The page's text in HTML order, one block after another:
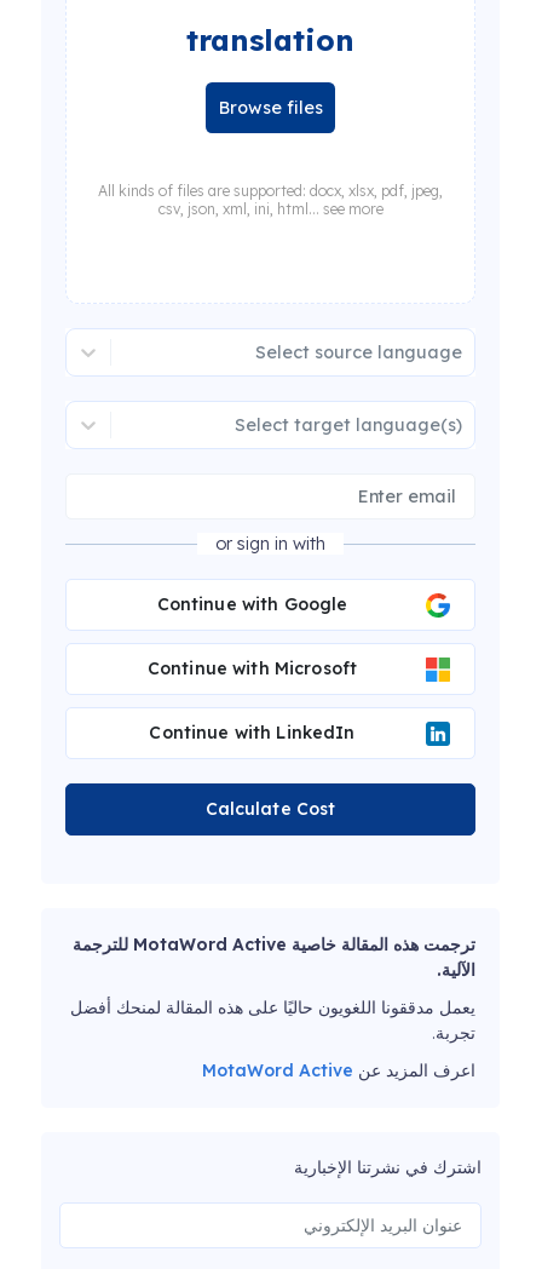
translation
Browse files
All kinds of files are supported: docx, xlsx, pdf, jpeg,
csv, json, xml, ini, html... see more
Select source language
Select target language(s)
or sign in with
Continue with Google
Continue with Microsoft
Continue with LinkedIn
Calculate Cost
ترجمت هذه المقالة خاصية MotaWord Active للترجمة
الآلية.
يعمل مدققونا اللغويون حاليًا على هذه المقالة لمنحك أفضل
تجربة.
اعرف المزيد عن MotaWord Active
اشترك في نشرتنا الإخبارية